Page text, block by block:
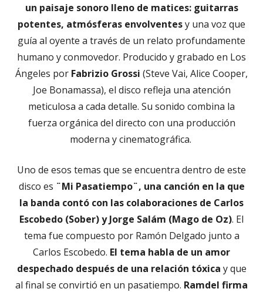
un paisaje sonoro lleno de matices: guitarras
potentes, atmósferas envolventesy una voz que
guía al oyente a través de un relato profundamente
humano y conmovedor. Producido y grabado en Los
Ángeles por Fabrizio Grossi (Steve Vai, Alice Cooper,
Joe Bonamassa), el disco refleja una atención
meticulosa a cada detalle. Su sonido combina la
fuerza orgánica del directo con una producción
moderna y cinematográfica.
Uno de esos temas que se encuentra dentro de este
disco es ¨Mi Pasatiempo¨, una canción en la que
la banda contó con las colaboraciones de Carlos
Escobedo (Sober) y Jorge Salám (Mago de Oz). El
tema fue compuesto por Ramón Delgado junto a
Carlos Escobedo. El tema habla de un amor
despechado después de una relación tóxica y que
al final se convirtió en un pasatiempo. Ramdel firma